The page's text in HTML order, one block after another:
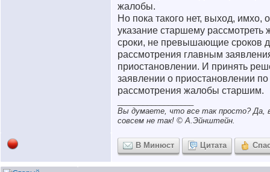
жалобы.
Но пока такого нет, выход, имхо,
указание старшему рассмотреть
сроки, не превышающие сроков
рассмотрения главным
приостановлении. И принять
заявлении о приостановлении по
рассмотрения жалобы старшим.
Вы думаете, что все так просто? Да,
совсем не так! © A.Эйнштейн.
В Минюст Цитата